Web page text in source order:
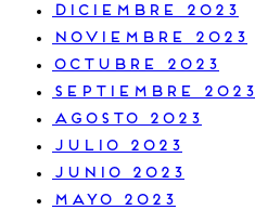
diciembre 2023
noviembre 2023
octubre 2023
septiembre 2023
agosto 2023
julio 2023
junio 2023
mayo 2023